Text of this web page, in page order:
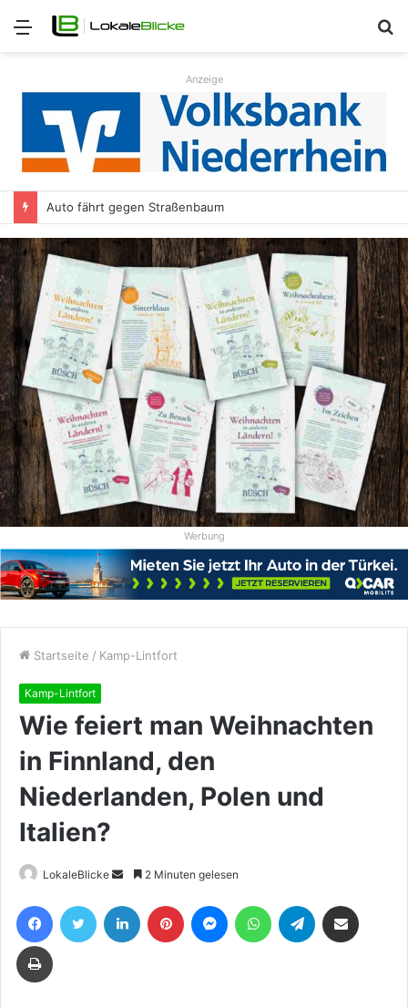
Menü
Anzeige
Auto fährt gegen Straßenbaum
Werbung
Startseite / Kamp-Lintfort
Kamp-Lintfort
Wie feiert man Weihnachten
in Finnland, den
Niederlanden, Polen und
Italien?
LokaleBlicke
Sende
eine
E-
2 Minuten gelesen
FacebookTwitter LinkedIn Pinterest MessengerWhatsAppTelegram
Drucken